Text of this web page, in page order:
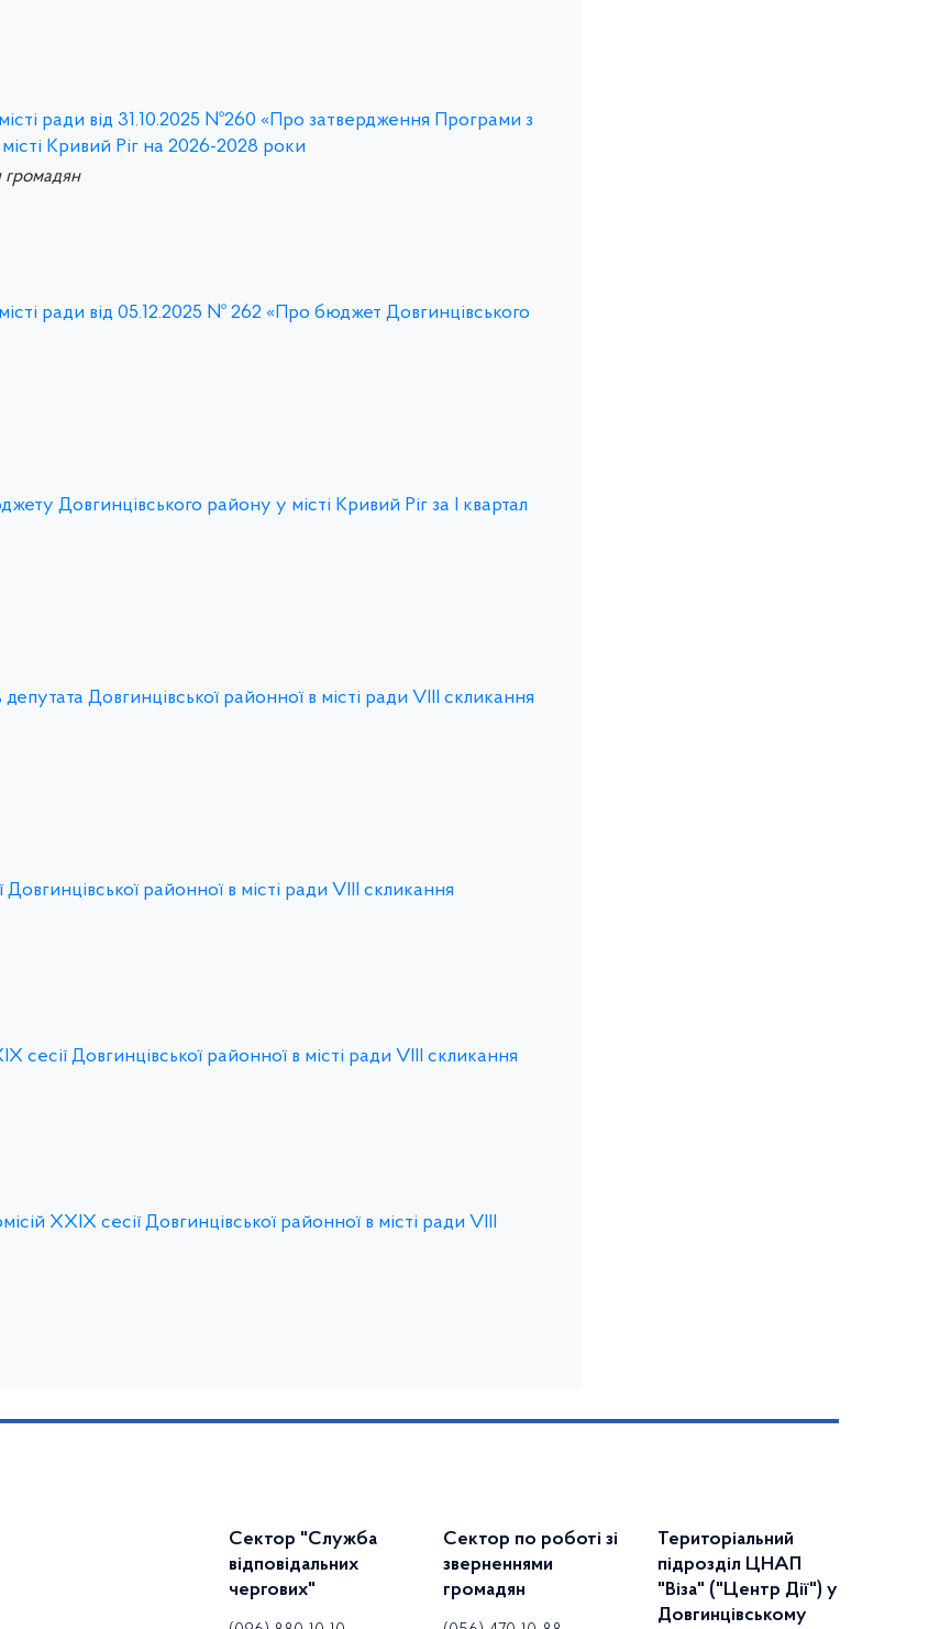
ради від 31.10.2025 №260 «Про затвердження Програми з
Кривий Ріг на 2026-2028 роки
громадян
ради від 05.12.2025 № 262 «Про бюджет Довгинцівського
Довгинцівського району у місті Кривий Ріг за І квартал
Довгинцівської районної в місті ради VІІІ скликання
районної в місті ради VІIІ скликання
Довгинцівської районної в місті ради VІІІ скликання
ХХІX сесії Довгинцівської районної в місті ради VІIІ
Сектор "Служба
відповідальних
чергових"
Сектор по роботі зі
зверненнями
громадян
Територіальний
підрозділ ЦНАП
"Віза" ("Центр Дії") у
Довгинцівському